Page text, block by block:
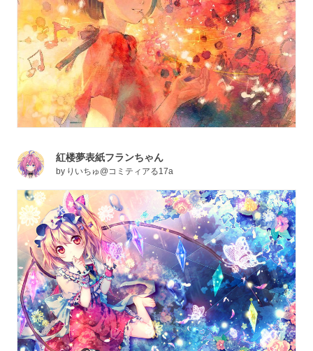
紅楼夢表紙フランちゃん
by りいちゅ@コミティアる17a